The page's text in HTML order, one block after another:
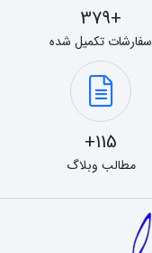
+379
سفارشات تکمیل شده
115+
مطالب وبلاگ